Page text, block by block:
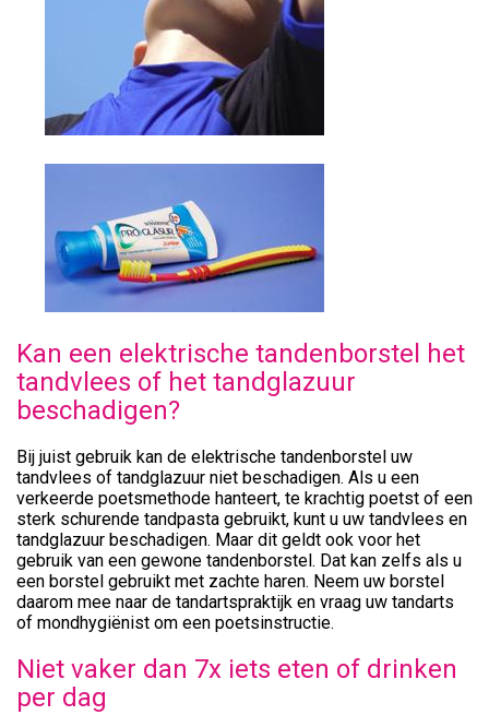
Kan een elektrische tandenborstel het
tandvlees of het tandglazuur
beschadigen?
Bij juist gebruik kan de elektrische tandenborstel uw
tandvlees of tandglazuur niet beschadigen. Als u een
verkeerde poetsmethode hanteert, te krachtig poetst of een
sterk schurende tandpasta gebruikt, kunt u uw tandvlees en
tandglazuur beschadigen. Maar dit geldt ook voor het
gebruik van een gewone tandenborstel. Dat kan zelfs als u
een borstel gebruikt met zachte haren. Neem uw borstel
daarom mee naar de tandartspraktijk en vraag uw tandarts
of mondhygiënist om een poetsinstructie.
Niet vaker dan 7x iets eten of drinken
per dag